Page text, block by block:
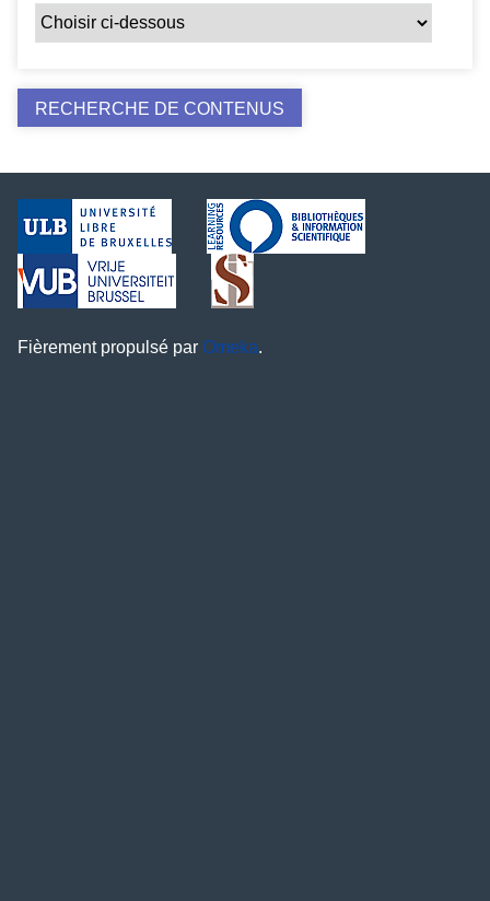
Fièrement propulsé par Omeka.